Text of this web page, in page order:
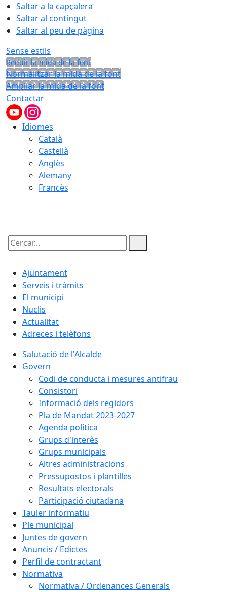
Saltar a la capçalera
Saltar al contingut
Saltar al peu de pàgina
Sense estils
Reduir la mida de la font
Normalitzar la mida de la font
Ampliar la mida de la font
Contactar
Idiomes
Català
Castellà
Anglès
Alemany
Francès
Cercar:
Ajuntament
Serveis i tràmits
El municipi
Nuclis
Actualitat
Adreces i telèfons
Salutació de l'Alcalde
Govern
Codi de conducta i mesures antifrau
Consistori
Informació dels regidors
Pla de Mandat 2023-2027
Agenda política
Grups d'interès
Grups municipals
Altres administracions
Pressupostos i plantilles
Resultats electorals
Participació ciutadana
Tauler informatiu
Ple municipal
Juntes de govern
Anuncis / Edictes
Perfil de contractant
Normativa
Normativa / Ordenances Generals